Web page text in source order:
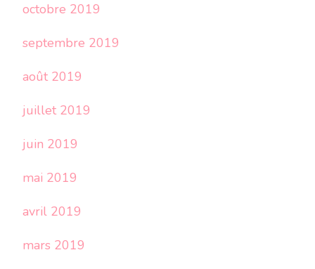
octobre 2019
septembre 2019
août 2019
juillet 2019
juin 2019
mai 2019
avril 2019
mars 2019